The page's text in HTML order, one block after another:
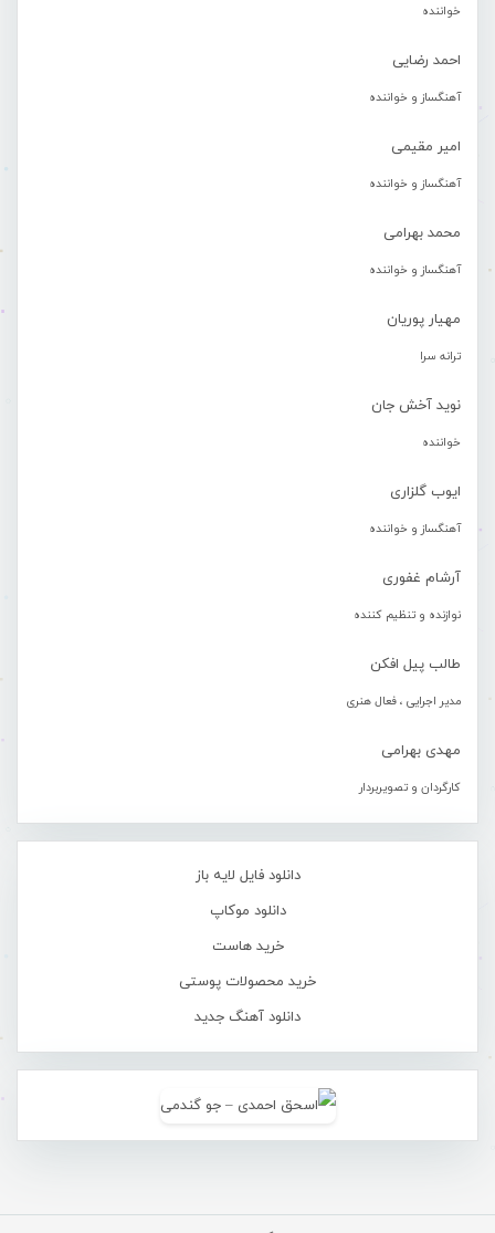
خواننده
احمد رضایی
آهنگساز و خواننده
امیر مقیمی
آهنگساز و خواننده
محمد بهرامی
آهنگساز و خواننده
مهیار پوریان
ترانه سرا
نوید آخش جان
خواننده
ایوب گلزاری
آهنگساز و خواننده
آرشام غفوری
نوازنده و تنظیم کننده
طالب پیل افکن
مدیر اجرایی ، فعال هنری
مهدی بهرامی
کارگردان و تصویربردار
دانلود فایل لایه باز
دانلود موکاپ
خرید هاست
خرید محصولات پوستی
دانلود آهنگ جدید